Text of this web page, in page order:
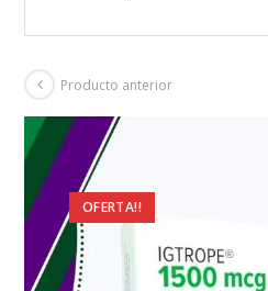
OFERTA!!
Producto anterior